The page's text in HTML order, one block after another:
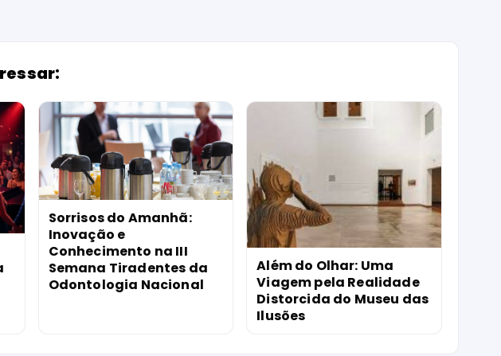
Sorrisos do Amanhã:
Inovação e
Conhecimento na III
Semana Tiradentes da
Odontologia Nacional
Além do Olhar: Uma
Viagem pela Realidade
Distorcida do Museu das
Ilusões